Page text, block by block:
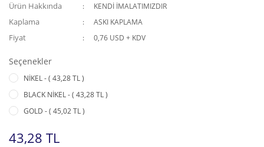
Ürün Hakkında KENDİ İMALATIMIZDIR
Kaplama ASKI KAPLAMA
Fiyat 0,76 USD + KDV
Seçenekler
NİKEL - ( 43,28 TL )
BLACK NİKEL - ( 43,28 TL )
GOLD - ( 45,02 TL )
43,28 TL